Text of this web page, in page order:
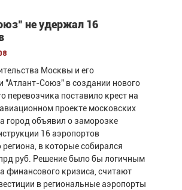
не удержал 16
Москвы и его
"Атлант-Союз" в создании нового
перевозчика поставило крест на
проекте московских
город объявил о заморозке
16 аэропортов
региона, в которые собирался
руб. Решение было бы логичным
финансового кризиса, считают
в региональные аэропорты